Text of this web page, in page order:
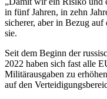
in fünf Jahren, in zehn
sicherer, aber in Bezug
sie.
Seit dem Beginn der
2022 haben sich fast alle
Militärausgaben zu
auf den